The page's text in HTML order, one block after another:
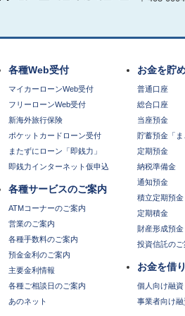
各種Web受付
マイカーローンWeb受付
フリーローンWeb受付
新海外旅行保険
ポケットカードローン受付
またずにローン「即銭力」
即銭力インターネット仮申込
各種サービスのご案内
ATMコーナーのご案内
営業のご案内
各種手数料のご案内
預金金利のご案内
主要金利情報
各種ご相談日のご案内
あのネット
お金を貯
普通口座
総合口座
当座預金
貯蓄預金「ま
定期預金
納税準備金
通知預金
積立定期預金
定期積金
財産形成預金
投資信託のご
お金を借
個人向け融資
事業者向け融